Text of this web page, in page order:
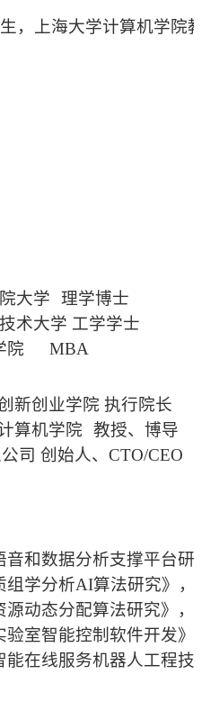
，上海大学计算机学院
大学
理学博士
术大学 工学学士
院
MBA
新创业学院 执行院长
算机学院
教授、博导
司 创始人、CTO/CEO
音和数据分析支撑平台研发
组学分析AI算法研究》，项
源动态分配算法研究》，项
验室智能控制软件开发》，
能在线服务机器人工程技